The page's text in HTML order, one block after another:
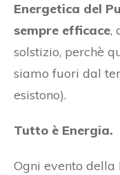
Energetica del
sempre efficace,
solstizio, perchè
siamo fuori dal
esistono).
Tutto è Energia.
Ogni evento